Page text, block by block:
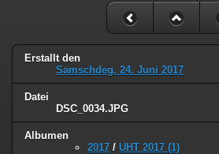
Erstallt den
Samschdeg, 24. Juni 2017
Datei
DSC_0034.JPG
Albumen
2017 / UHT 2017 (1)